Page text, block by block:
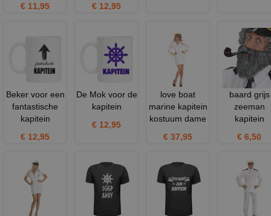
€ 11,95
€ 12,95
Beker voor een
fantastische
kapitein
€ 12,95
De Mok voor de
kapitein
€ 12,95
love boat
marine kapitein
kostuum dame
€ 37,95
baard grijs
zeeman
kapitein
€ 6,50